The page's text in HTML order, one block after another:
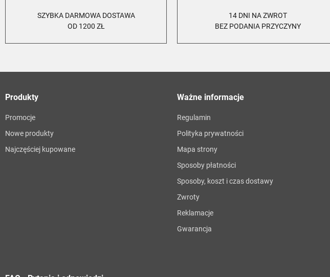
SZYBKA DARMOWA DOSTAWA
OD 1200 ZŁ
14 DNI NA ZWROT
BEZ PODANIA PRZYCZYNY
Produkty
Promocje
Nowe produkty
Najczęściej kupowane
Ważne informacje
Regulamin
Polityka prywatności
Mapa strony
Sposoby płatności
Sposoby, koszt i czas dostawy
Zwroty
Reklamacje
Gwarancja